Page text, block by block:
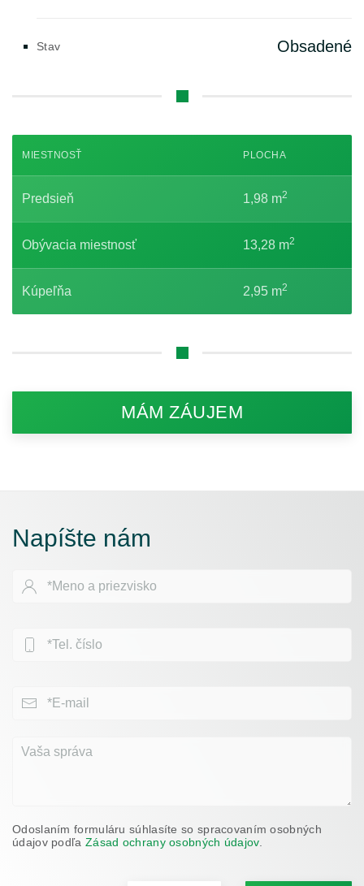
Stav Obsadené
MIESTNOSŤ PLOCHA
Predsieň 1,98 m2
Obývacia miestnosť 13,28 m2
Kúpeľňa 2,95 m2
MÁM ZÁUJEM
Napíšte nám
Odoslaním formuláru súhlasíte so spracovaním osobných
údajov podľa Zásad ochrany osobných údajov.